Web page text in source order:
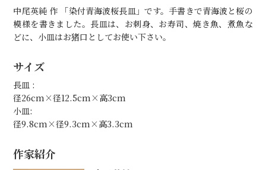
中尾英純 作 「染付青海波桜長皿」です。手書きで青海波と桜の
模様を書きました。長皿は、お刺身、お寿司、焼き魚、煮魚な
どに、小皿はお猪口としてお使い下さい。
サイズ
長皿 :
径26cm×径12.5cm×高3cm
小皿:
径9.8cm×径9.3cm×高3.3cm
作家紹介